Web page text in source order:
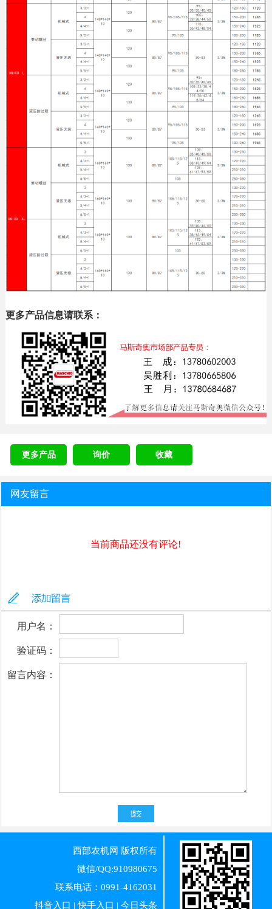
更多产品信息请联系：
更多产品 询价 收藏
网友留言
当前商品还没有评论!
用户名：
验证码：
留言内容：
西部农机网 版权所有
微信/QQ:910980675
联系电话：0991-4162031
抖音入口 |快手入口 | 今日头条